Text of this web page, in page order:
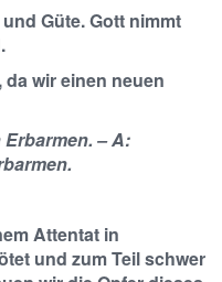
Güte. Gott nimmt
wir einen neuen
– A:
Attentat in
und zum Teil schwer